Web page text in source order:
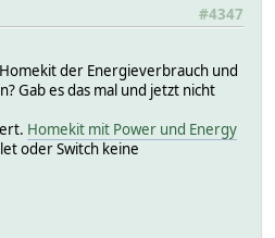
#4347
der Energieverbrauch und
Gab es das mal und jetzt nicht
Homekit mit Power und Energy
oder Switch keine